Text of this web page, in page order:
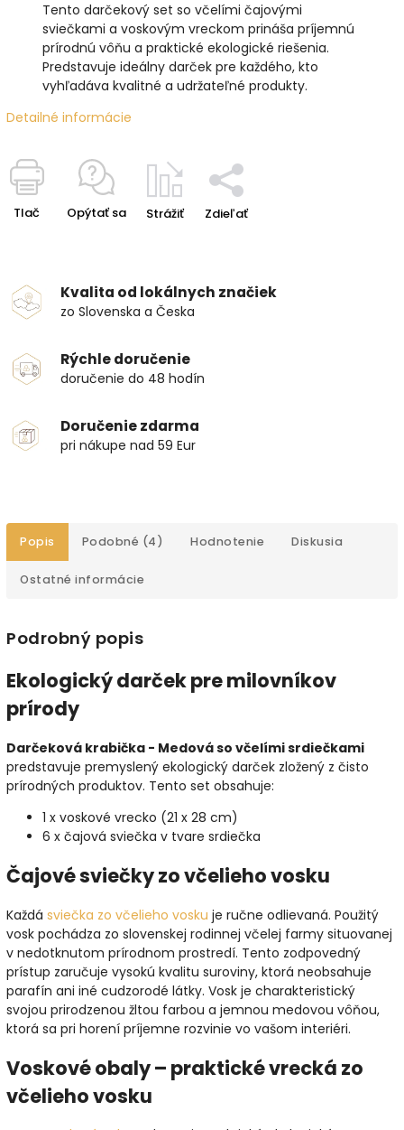
Tento darčekový set so včelími čajovými
sviečkami a voskovým vreckom prináša príjemnú
prírodnú vôňu a praktické ekologické riešenia.
Predstavuje ideálny darček pre každého, kto
vyhľadáva kvalitné a udržateľné produkty.
Detailné informácie
Tlač Opýtať sa Strážiť Zdieľať
Kvalita od lokálnych značiek
zo Slovenska a Česka
Rýchle doručenie
doručenie do 48 hodín
Doručenie zdarma
pri nákupe nad 59 Eur
Popis Podobné (4) Hodnotenie Diskusia
Ostatné informácie
Podrobný popis
Ekologický darček pre milovníkov
prírody
Darčeková krabička - Medová so včelími srdiečkami
predstavuje premyslený ekologický darček zložený z čisto
prírodných produktov. Tento set obsahuje:
1 x voskové vrecko (21 x 28 cm)
6 x čajová sviečka v tvare srdiečka
Čajové sviečky zo včelieho vosku
Každá sviečka zo včelieho vosku je ručne odlievaná. Použitý
vosk pochádza zo slovenskej rodinnej včelej farmy situovanej
v nedotknutom prírodnom prostredí. Tento zodpovedný
prístup zaručuje vysokú kvalitu suroviny, ktorá neobsahuje
parafín ani iné cudzorodé látky. Vosk je charakteristický
svojou prirodzenou žltou farbou a jemnou medovou vôňou,
ktorá sa pri horení príjemne rozvinie vo vašom interiéri.
Voskové obaly – praktické vrecká zo
včelieho vosku